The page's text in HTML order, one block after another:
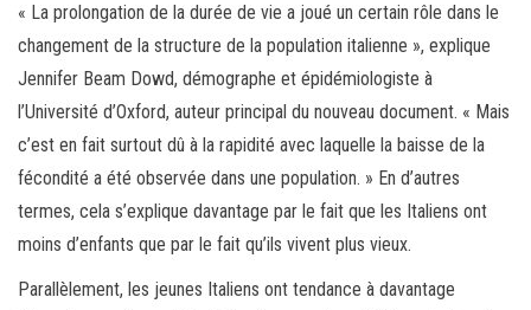
« La prolongation de la durée de vie a joué un certain rôle dans le
changement de la structure de la population italienne », explique
Jennifer Beam Dowd, démographe et épidémiologiste à
l’Université d’Oxford, auteur principal du nouveau document. « Mais
c’est en fait surtout dû à la rapidité avec laquelle la baisse de la
fécondité a été observée dans une population. » En d’autres
termes, cela s’explique davantage par le fait que les Italiens ont
moins d’enfants que par le fait qu’ils vivent plus vieux.
Parallèlement, les jeunes Italiens ont tendance à davantage